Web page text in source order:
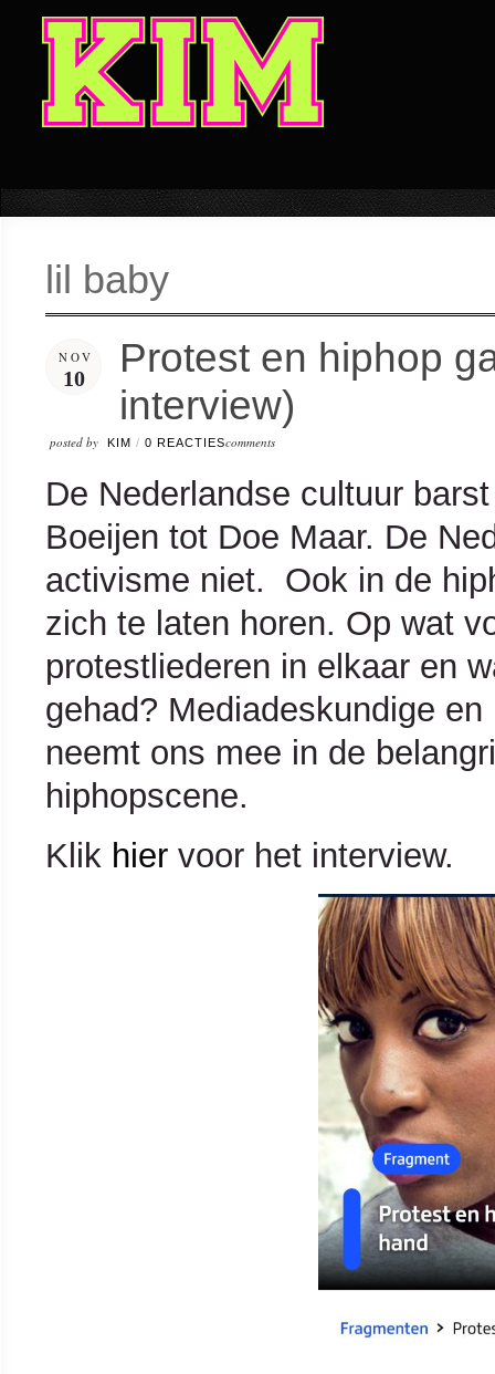
lil baby
NOV
10
Protest en hiphop
interview)
posted by KIM / 0 REACTIEScomments
De Nederlandse cultuur
Boeijen tot Doe Maar. De
activisme niet. Ook in de
zich te laten horen. Op wat
protestliederen in elkaar en
gehad? Mediadeskundige
neemt ons mee in de
hiphopscene.
Klik hier voor het interview.